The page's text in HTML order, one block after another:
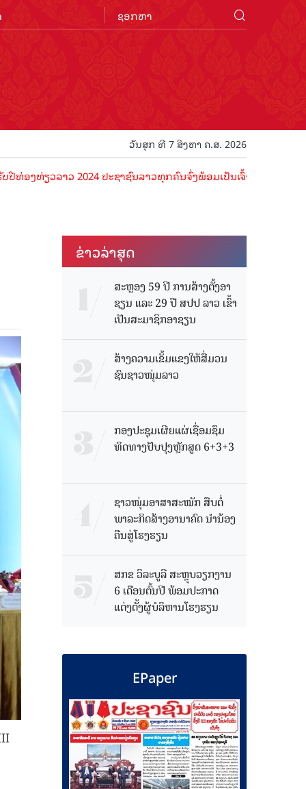
ວັນສຸກ ທີ 7 ສິງຫາ ຄ.ສ. 2026
ວລາວ 2024 ປະຊາຊົນລາວທຸກຄົນຈົ່ງພ້ອມເປັນເຈົ້າພາບທີ່ດີ ຕ້ອນຮັບນັ
ຂ່າວ​ລ່າ​ສຸດ
ສະຫຼອງ 59 ປີ ການສ້າງຕັ້ງອາ
ຊຽນ ແລະ 29 ປີ ສປປ ລາວ ເຂົ້າ
ເປັນສະມາຊິກອາຊຽນ
ສ້າງຄວາມເຂັ້ມແຂງໃຫ້ສື່ມວນ
ຊົນຊາວໜຸ່ມລາວ
ກອງປະຊຸມເຜີຍແຜ່ເຊື່ອມຊຶມ
ທິດທາງປັບປຸງຫຼັກສູດ 6+3+3
ຊາວໜຸ່ມອາສາສະໝັກ ສືບຕໍ່
ພາລະກິດສ້າງອານາຄົດ ນໍານ້ອງ
ຄືນສູ່ໂຮງຮຽນ
ສກຂ ວິລະບູລີ ສະຫຼຸບວຽກງານ
6 ເດືອນຕົ້ນປີ ພ້ອມປະກາດ
ແຕ່ງຕັ້ງຜູ້ບໍລິຫານໂຮງຮຽນ
EPaper